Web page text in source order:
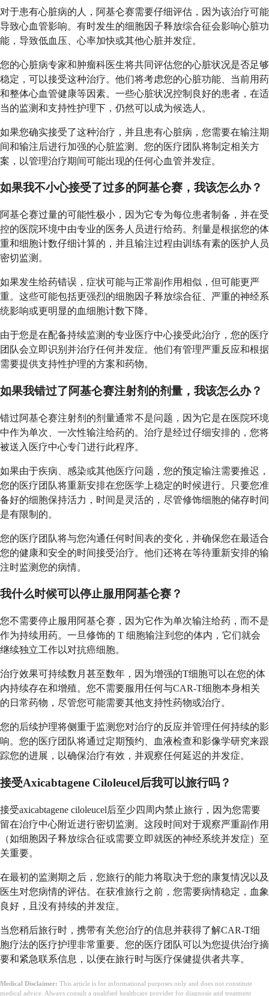
对于患有心脏病的人，阿基仑赛需要仔细评估，因为该治疗可能
导致心血管影响。有时发生的细胞因子释放综合征会影响心脏功
能，导致低血压、心率加快或其他心脏并发症。
您的心脏病专家和肿瘤科医生将共同评估您的心脏状况是否足够
稳定，可以接受这种治疗。他们将考虑您的心脏功能、当前用药
和整体心血管健康等因素。一些心脏状况控制良好的患者，在适
当的监测和支持性护理下，仍然可以成为候选人。
如果您确实接受了这种治疗，并且患有心脏病，您需要在输注期
间和输注后进行加强的心脏监测。您的医疗团队将制定相关方
案，以管理治疗期间可能出现的任何心血管并发症。
如果我不小心接受了过多的阿基仑赛，我该怎么办？
阿基仑赛过量的可能性极小，因为它专为每位患者制备，并在受
控的医院环境中由专业的医务人员进行给药。剂量是根据您的体
重和细胞计数仔细计算的，并且输注过程由训练有素的医护人员
密切监测。
如果发生给药错误，症状可能与正常副作用相似，但可能更严
重。这些可能包括更强烈的细胞因子释放综合征、严重的神经系
统影响或更明显的血细胞计数下降。
由于您是在配备持续监测的专业医疗中心接受此治疗，您的医疗
团队会立即识别并治疗任何并发症。他们有管理严重反应和根据
需要提供支持性护理的方案和药物。
如果我错过了阿基仑赛注射剂的剂量，我该怎么办？
错过阿基仑赛注射剂的剂量通常不是问题，因为它是在医院环境
中作为单次、一次性输注给药的。治疗是经过仔细安排的，您将
被送入医疗中心专门进行此程序。
如果由于疾病、感染或其他医疗问题，您的预定输注需要推迟，
您的医疗团队将重新安排在您医学上稳定的时候进行。只要您准
备好的细胞保持活力，时间是灵活的，尽管修饰细胞的储存时间
是有限制的。
您的医疗团队将与您沟通任何时间表的变化，并确保您在最适合
您的健康和安全的时间接受治疗。他们还将在等待重新安排的输
注时监测您的病情。
我什么时候可以停止服用阿基仑赛？
您不需要停止服用阿基仑赛，因为它作为单次输注给药，而不是
作为持续用药。一旦修饰的 T 细胞输注到您的体内，它们就会
继续独立工作以对抗癌细胞。
治疗效果可持续数月甚至数年，因为增强的T细胞可以在您的体
内持续存在和增殖。您不需要服用任何与CAR-T细胞本身相关
的日常药物，尽管您可能需要其他支持性药物或治疗。
您的后续护理将侧重于监测您对治疗的反应并管理任何持续的影
响。您的医疗团队将通过定期预约、血液检查和影像学研究来跟
踪您的进展，以确保治疗有效，并观察任何延迟的并发症。
接受Axicabtagene Ciloleucel后我可以旅行吗？
接受axicabtagene ciloleucel后至少四周内禁止旅行，因为您需要
留在治疗中心附近进行密切监测。这段时间对于观察严重副作用
（如细胞因子释放综合征或需要立即就医的神经系统并发症）至
关重要。
在最初的监测期之后，您旅行的能力将取决于您的康复情况以及
医生对您病情的评估。在获准旅行之前，您需要病情稳定，血象
良好，且没有持续的并发症。
当您稍后旅行时，携带有关您治疗的信息并获得了解CAR-T细
胞疗法的医疗护理非常重要。您的医疗团队可以为您提供治疗摘
要和紧急联系信息，以便在旅行时与医疗保健提供者共享。
Medical Disclaimer: This article is for informational purposes only and does not constitute
medical advice. Always consult a qualified healthcare provider for diagnosis and treatment